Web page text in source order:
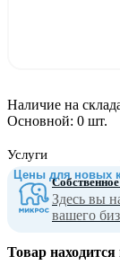
Цены для новых
Наличие на
Основной: 0 шт.
Услуги
Здесь вы
вашего
Товар находится